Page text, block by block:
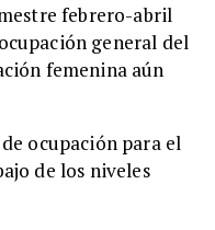
febrero-abril
general del
femenina aún
ocupación para el
de los niveles